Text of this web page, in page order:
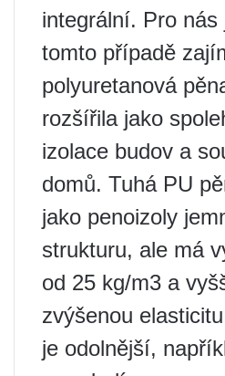
integrální. Pro nás
tomto případě
polyuretanová
rozšířila jako
izolace budov a
domů. Tuhá PU
jako penoizoly
strukturu, ale má
od 25 kg/m3 a
zvýšenou
je odolnější,